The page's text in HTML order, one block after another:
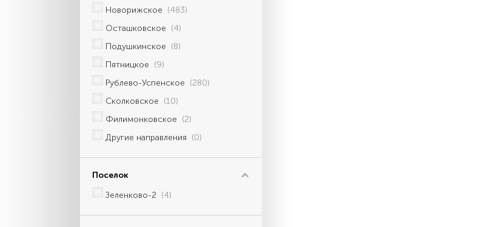
Новорижское (483)
Осташковское (4)
Подушкинское (8)
Пятницкое (9)
Рублево-Успенское (280)
Сколковское (10)
Филимонковское (2)
Другие направления (0)
Поселок
Зеленково-2 (4)